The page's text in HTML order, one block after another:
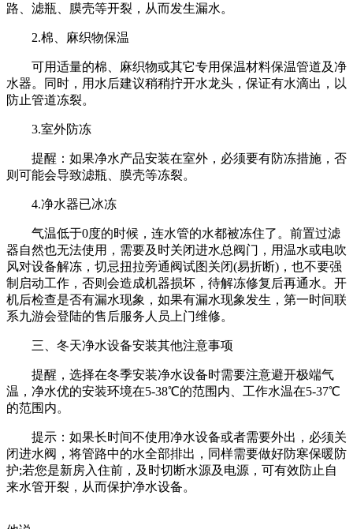
路、滤瓶、膜壳等开裂，从而发生漏水。
2.棉、麻织物保温
可用适量的棉、麻织物或其它专用保温材料保温管道及净
水器。同时，用水后建议稍稍拧开水龙头，保证有水滴出，以
防止管道冻裂。
3.室外防冻
提醒：如果净水产品安装在室外，必须要有防冻措施，否
则可能会导致滤瓶、膜壳等冻裂。
4.净水器已冰冻
气温低于0度的时候，连水管的水都被冻住了。前置过滤
器自然也无法使用，需要及时关闭进水总阀门，用温水或电吹
风对设备解冻，切忌扭拉旁通阀试图关闭(易折断)，也不要强
制启动工作，否则会造成机器损坏，待解冻修复后再通水。开
机后检查是否有漏水现象，如果有漏水现象发生，第一时间联
系九游会登陆的售后服务人员上门维修。
三、冬天净水设备安装其他注意事项
提醒，选择在冬季安装净水设备时需要注意避开极端气
温，净水优的安装环境在5-38℃的范围内、工作水温在5-37℃
的范围内。
提示：如果长时间不使用净水设备或者需要外出，必须关
闭进水阀，将管路中的水全部排出，同样需要做好防寒保暖防
护;若您是新房入住前，及时切断水源及电源，可有效防止自
来水管开裂，从而保护净水设备。